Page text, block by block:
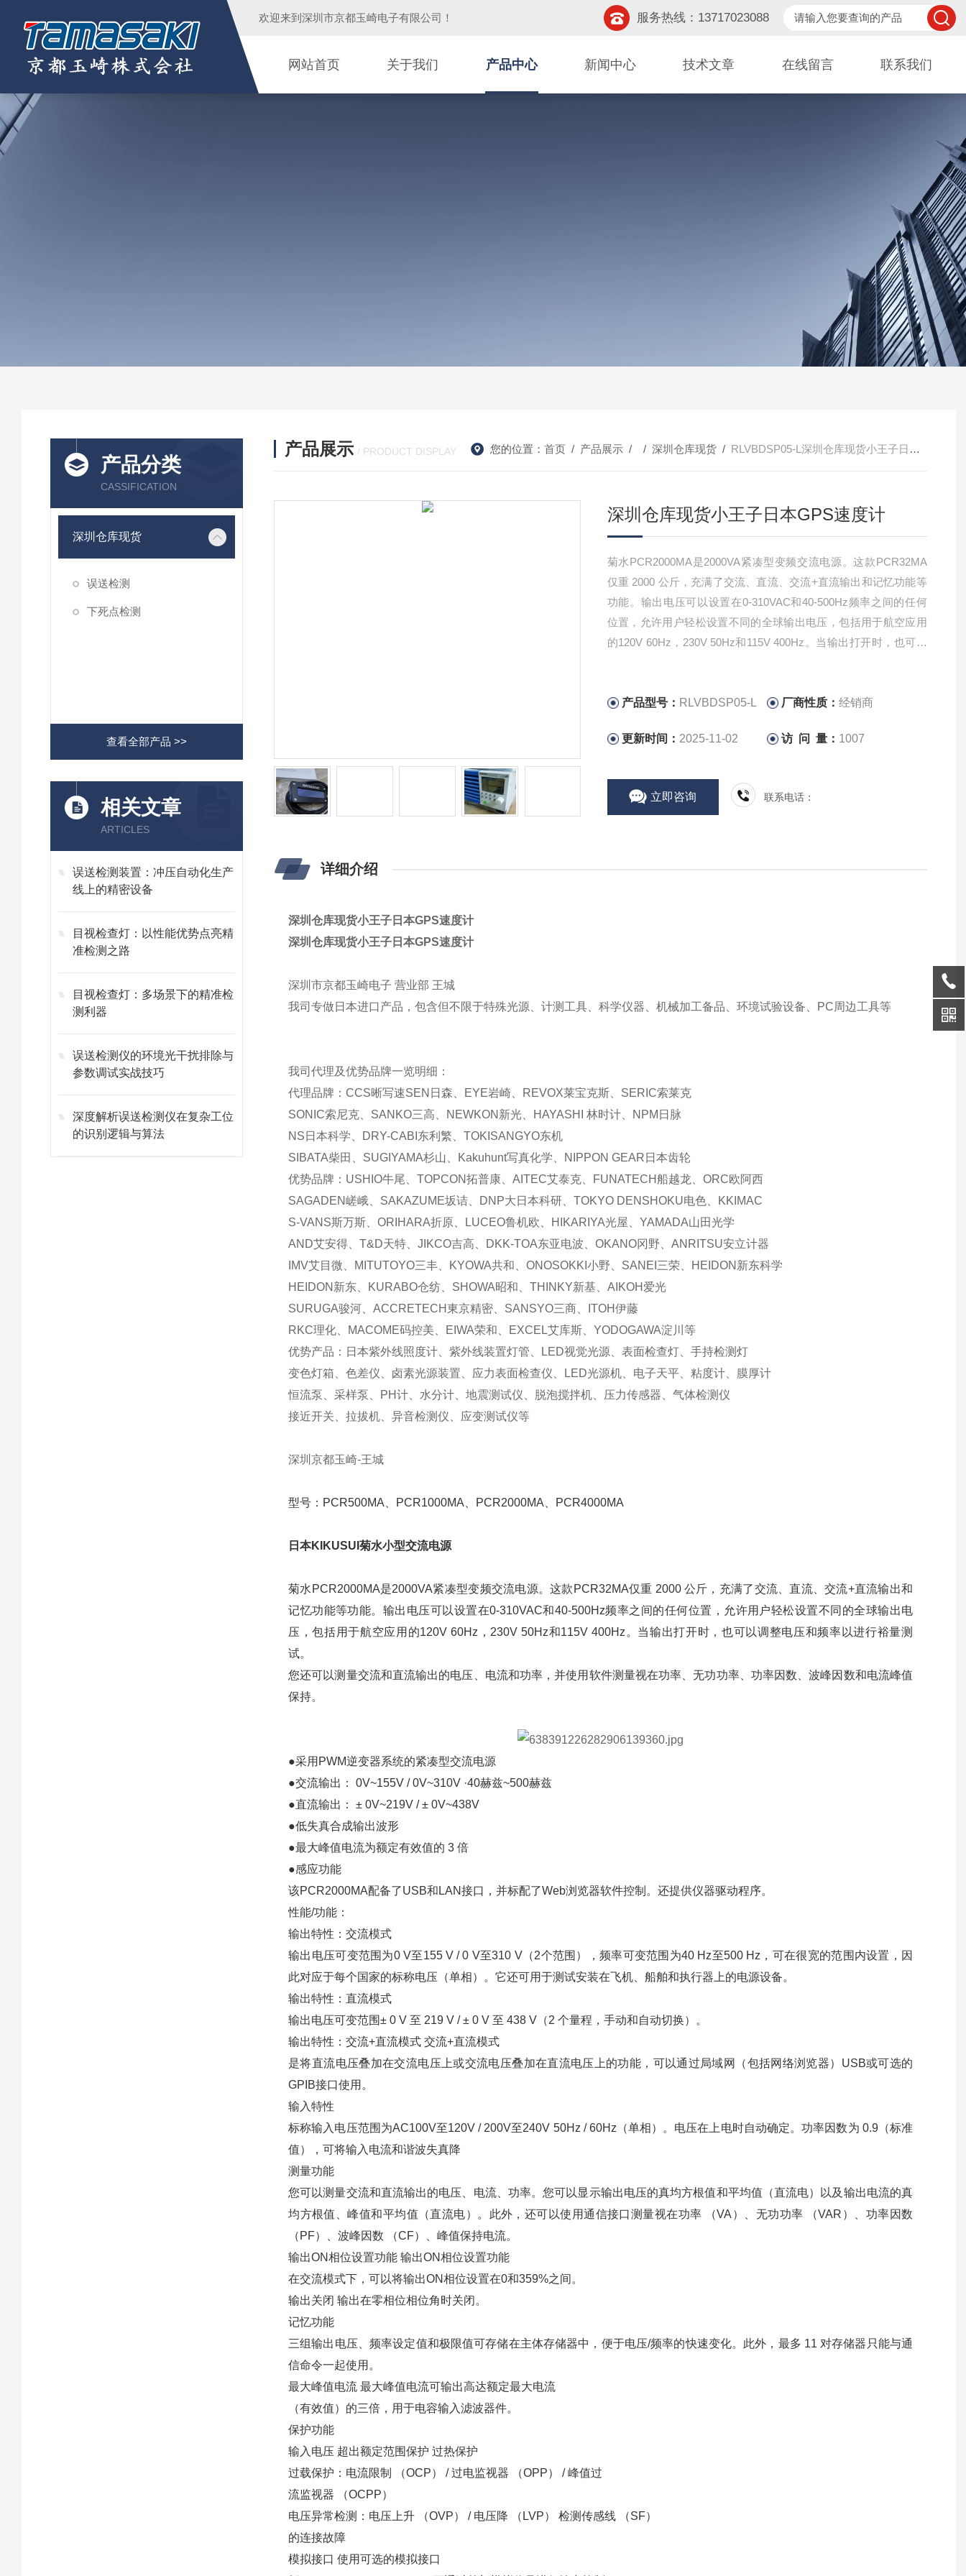
欢迎来到 深圳市京都玉崎电子有限公司 ！ 服务热线：13717023088
网站首页 关于我们 产品中心 新闻中心 技术文章 在线留言 联系我们
产品分类
CASSIFICATION
深圳仓库现货
误送检测
下死点检测
查看全部产品 >>
相关文章
ARTICLES
误送检测装置：冲压自动化生产
线上的精密设备
目视检查灯：以性能优势点亮精
准检测之路
目视检查灯：多场景下的精准检
测利器
误送检测仪的环境光干扰排除与
参数调试实战技巧
深度解析误送检测仪在复杂工位
的识别逻辑与算法
产品展示 / PRODUCT DISPLAY 您的位置： 首页/ 产品展示/ / 深圳仓库现货/ RLVBDSP05-L深圳仓库现货小王子日本GPS速度计
深圳仓库现货小王子日本GPS速度计
菊水PCR2000MA是2000VA紧凑型变频交流电源。这款PCR32MA
仅重 2000 公斤，充满了交流、直流、交流+直流输出和记忆功能等
功能。输出电压可以设置在0-310VAC和40-500Hz频率之间的任何
位置，允许用户轻松设置不同的全球输出电压，包括用于航空应用
的120V 60Hz，230V 50Hz和115V 400Hz。当输出打开时，也可以
产品型号： RLVBDSP05-L 厂商性质：经销商
更新时间： 2025-11-02 访 问 量： 1007
立即咨询 联系电话：
详细介绍
深圳仓库现货小王子日本GPS速度计
深圳仓库现货小王子日本GPS速度计
深圳市京都玉崎电子 营业部 王城
我司专做日本进口产品，包含但不限于特殊光源、计测工具、科学仪器、机械加工备品、环境试验设备、PC周边工具等
我司代理及优势品牌一览明细：
代理品牌：CCS晰写速SEN日森、EYE岩崎、REVOX莱宝克斯、SERIC索莱克
SONIC索尼克、SANKO三高、NEWKON新光、HAYASHI 林时计、NPM日脉
NS日本科学、DRY-CABI东利繁、TOKISANGYO东机
SIBATA柴田、SUGIYAMA杉山、Kakuhunt写真化学、NIPPON GEAR日本齿轮
优势品牌：USHIO牛尾、TOPCON拓普康、AITEC艾泰克、FUNATECH船越龙、ORC欧阿西
SAGADEN嵯峨、SAKAZUME坂诘、DNP大日本科研、TOKYO DENSHOKU电色、KKIMAC
S-VANS斯万斯、ORIHARA折原、LUCEO鲁机欧、HIKARIYA光屋、YAMADA山田光学
AND艾安得、T&D天特、JIKCO吉高、DKK-TOA东亚电波、OKANO冈野、ANRITSU安立计器
IMV艾目微、MITUTOYO三丰、KYOWA共和、ONOSOKKI小野、SANEI三荣、HEIDON新东科学
HEIDON新东、KURABO仓纺、SHOWA昭和、THINKY新基、AIKOH爱光
SURUGA骏河、ACCRETECH東京精密、SANSYO三商、ITOH伊藤
RKC理化、MACOME码控美、EIWA荣和、EXCEL艾库斯、YODOGAWA淀川等
优势产品：日本紫外线照度计、紫外线装置灯管、LED视觉光源、表面检查灯、手持检测灯
变色灯箱、色差仪、卤素光源装置、应力表面检查仪、LED光源机、电子天平、粘度计、膜厚计
恒流泵、采样泵、PH计、水分计、地震测试仪、脱泡搅拌机、压力传感器、气体检测仪
接近开关、拉拔机、异音检测仪、应变测试仪等
深圳京都玉崎-王城
型号：PCR500MA、PCR1000MA、PCR2000MA、PCR4000MA
日本KIKUSUI菊水小型交流电源
菊水PCR2000MA是2000VA紧凑型变频交流电源。这款PCR32MA仅重 2000 公斤，充满了交流、直流、交流+直流输出和
记忆功能等功能。输出电压可以设置在0-310VAC和40-500Hz频率之间的任何位置，允许用户轻松设置不同的全球输出电
压，包括用于航空应用的120V 60Hz，230V 50Hz和115V 400Hz。当输出打开时，也可以调整电压和频率以进行裕量测
试。
您还可以测量交流和直流输出的电压、电流和功率，并使用软件测量视在功率、无功功率、功率因数、波峰因数和电流峰值
保持。
●采用PWM逆变器系统的紧凑型交流电源
●交流输出： 0V~155V / 0V~310V ·40赫兹~500赫兹
●直流输出： ± 0V~219V / ± 0V~438V
●低失真合成输出波形
●最大峰值电流为额定有效值的 3 倍
●感应功能
该PCR2000MA配备了USB和LAN接口，并标配了Web浏览器软件控制。还提供仪器驱动程序。
性能/功能：
输出特性：交流模式
输出电压可变范围为0 V至155 V / 0 V至310 V（2个范围），频率可变范围为40 Hz至500 Hz，可在很宽的范围内设置，因
此对应于每个国家的标称电压（单相）。它还可用于测试安装在飞机、船舶和执行器上的电源设备。
输出特性：直流模式
输出电压可变范围± 0 V 至 219 V / ± 0 V 至 438 V（2 个量程，手动和自动切换）。
输出特性：交流+直流模式 交流+直流模式
是将直流电压叠加在交流电压上或交流电压叠加在直流电压上的功能，可以通过局域网（包括网络浏览器）USB或可选的
GPIB接口使用。
输入特性
标称输入电压范围为AC100V至120V / 200V至240V 50Hz / 60Hz（单相）。电压在上电时自动确定。功率因数为 0.9（标准
值），可将输入电流和谐波失真降
测量功能
您可以测量交流和直流输出的电压、电流、功率。您可以显示输出电压的真均方根值和平均值（直流电）以及输出电流的真
均方根值、峰值和平均值（直流电）。此外，还可以使用通信接口测量视在功率 （VA）、无功功率 （VAR）、功率因数
（PF）、波峰因数 （CF）、峰值保持电流。
输出ON相位设置功能 输出ON相位设置功能
在交流模式下，可以将输出ON相位设置在0和359%之间。
输出关闭 输出在零相位相位角时关闭。
记忆功能
三组输出电压、频率设定值和极限值可存储在主体存储器中，便于电压/频率的快速变化。此外，最多 11 对存储器只能与通
信命令一起使用。
最大峰值电流 最大峰值电流可输出高达额定最大电流
（有效值）的三倍，用于电容输入滤波器件。
保护功能
输入电压 超出额定范围保护 过热保护
过载保护：电流限制 （OCP） / 过电监视器 （OPP） / 峰值过
流监视器 （OCPP）
电压异常检测：电压上升 （OVP） / 电压降 （LVP） 检测传感线 （SF）
的连接故障
模拟接口 使用可选的模拟接口